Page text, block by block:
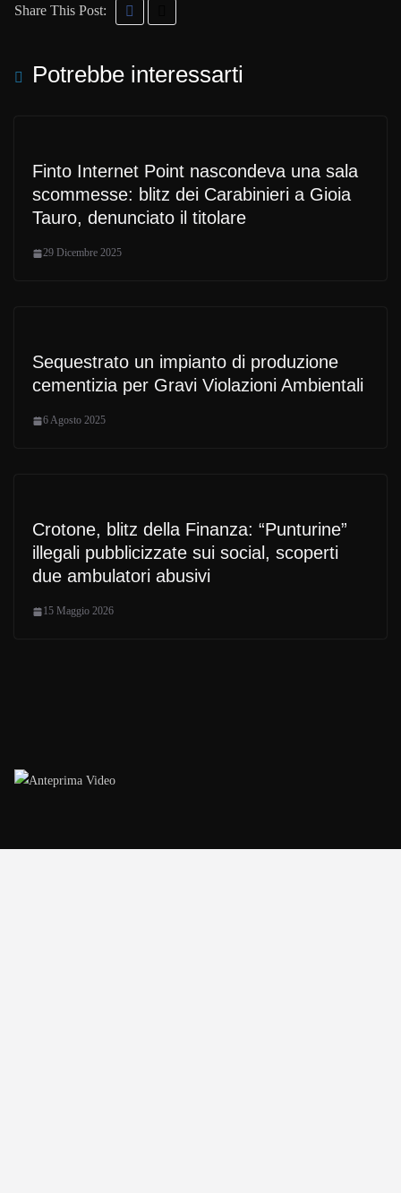
Share This Post:
Potrebbe interessarti
Finto Internet Point nascondeva una sala
scommesse: blitz dei Carabinieri a Gioia
Tauro, denunciato il titolare
29 Dicembre 2025
Sequestrato un impianto di produzione
cementizia per Gravi Violazioni Ambientali
6 Agosto 2025
Crotone, blitz della Finanza: “Punturine”
illegali pubblicizzate sui social, scoperti
due ambulatori abusivi
15 Maggio 2026